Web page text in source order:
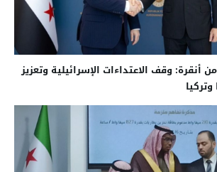
أنقرة: وقف الاعتداءات الإسرائيلية وتعزيز